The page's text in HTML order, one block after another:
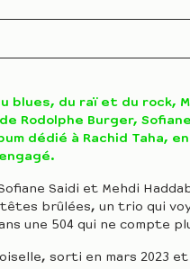
blues, du raï et du rock,
Rodolphe Burger,
dédié à Rachid Taha,
Saidi et Mehdi
brûlées, un trio qui
une 504 qui ne compte
sorti en mars 2023